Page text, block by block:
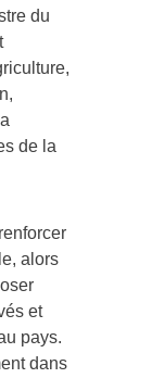
du
de la
alors
et
pays.
dans